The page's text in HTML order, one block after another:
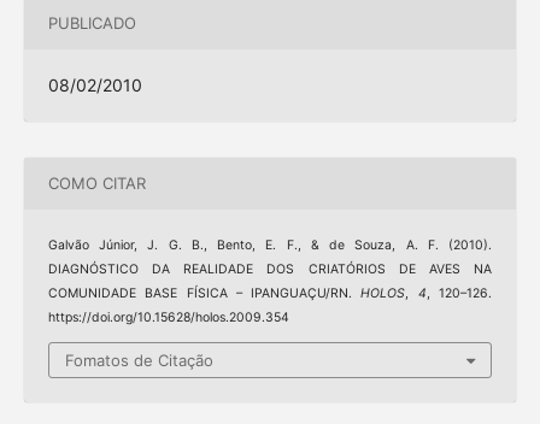
PUBLICADO
08/02/2010
COMO CITAR
Galvão Júnior, J. G. B., Bento, E. F., & de Souza, A. F. (2010).
DIAGNÓSTICO DA REALIDADE DOS CRIATÓRIOS DE AVES NA
COMUNIDADE BASE FÍSICA – IPANGUAÇU/RN.HOLOS 4 , 120–126.
https://doi.org/10.15628/holos.2009.354
Fomatos de Citação